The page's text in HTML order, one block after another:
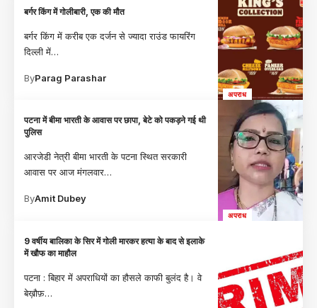
अपराध
बर्गर किंग में गोलीबारी, एक की मौत
बर्गर किंग में करीब एक दर्जन से ज्यादा राउंड फायरिंग
दिल्ली में…
ByParag Parashar
अपराध
पटना में बीमा भारती के आवास पर छापा, बेटे को पकड़ने गई थी
पुलिस
आरजेडी नेत्री बीमा भारती के पटना स्थित सरकारी
आवास पर आज मंगलवार…
ByAmit Dubey
9 वर्षीय बालिका के सिर में गोली मारकर हत्या के बाद से इलाके
में खौफ का माहौल
पटना : बिहार में अपराधियों का हौसले काफी बुलंद है। वे
बेख़ौफ़…